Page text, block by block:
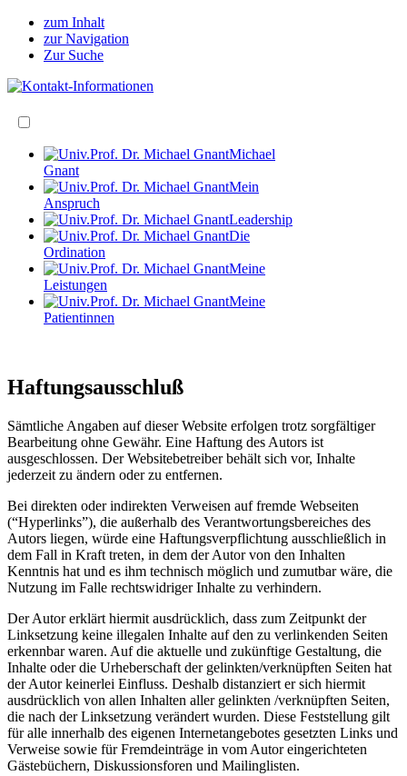
zum Inhalt
zur Navigation
Zur Suche
Michael
Gnant
Mein
Anspruch
Leadership
Die
Ordination
Meine
Leistungen
Meine
Patientinnen
Haftungsausschluß
Sämtliche Angaben auf dieser Website erfolgen trotz sorgfältiger
Bearbeitung ohne Gewähr. Eine Haftung des Autors ist
ausgeschlossen. Der Websitebetreiber behält sich vor, Inhalte
jederzeit zu ändern oder zu entfernen.
Bei direkten oder indirekten Verweisen auf fremde Webseiten
(“Hyperlinks”), die außerhalb des Verantwortungsbereiches des
Autors liegen, würde eine Haftungsverpflichtung ausschließlich in
dem Fall in Kraft treten, in dem der Autor von den Inhalten
Kenntnis hat und es ihm technisch möglich und zumutbar wäre, die
Nutzung im Falle rechtswidriger Inhalte zu verhindern.
Der Autor erklärt hiermit ausdrücklich, dass zum Zeitpunkt der
Linksetzung keine illegalen Inhalte auf den zu verlinkenden Seiten
erkennbar waren. Auf die aktuelle und zukünftige Gestaltung, die
Inhalte oder die Urheberschaft der gelinkten/verknüpften Seiten hat
der Autor keinerlei Einfluss. Deshalb distanziert er sich hiermit
ausdrücklich von allen Inhalten aller gelinkten /verknüpften Seiten,
die nach der Linksetzung verändert wurden. Diese Feststellung gilt
für alle innerhalb des eigenen Internetangebotes gesetzten Links und
Verweise sowie für Fremdeinträge in vom Autor eingerichteten
Gästebüchern, Diskussionsforen und Mailinglisten.